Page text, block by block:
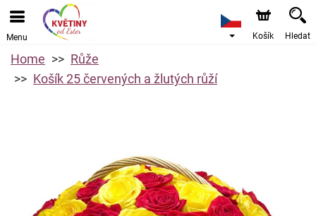
Menu Košík Hledat
Home
Růže
Košík 25 červených a žlutých růží